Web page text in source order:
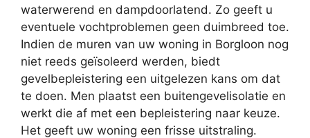
waterwerend en dampdoorlatend. Zo geeft u
eventuele vochtproblemen geen duimbreed toe.
Indien de muren van uw woning in Borgloon nog
niet reeds geïsoleerd werden, biedt
gevelbepleistering een uitgelezen kans om dat
te doen. Men plaatst een buitengevelisolatie en
werkt die af met een bepleistering naar keuze.
Het geeft uw woning een frisse uitstraling.